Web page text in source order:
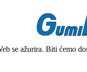
se ažurira. Biti ćemo